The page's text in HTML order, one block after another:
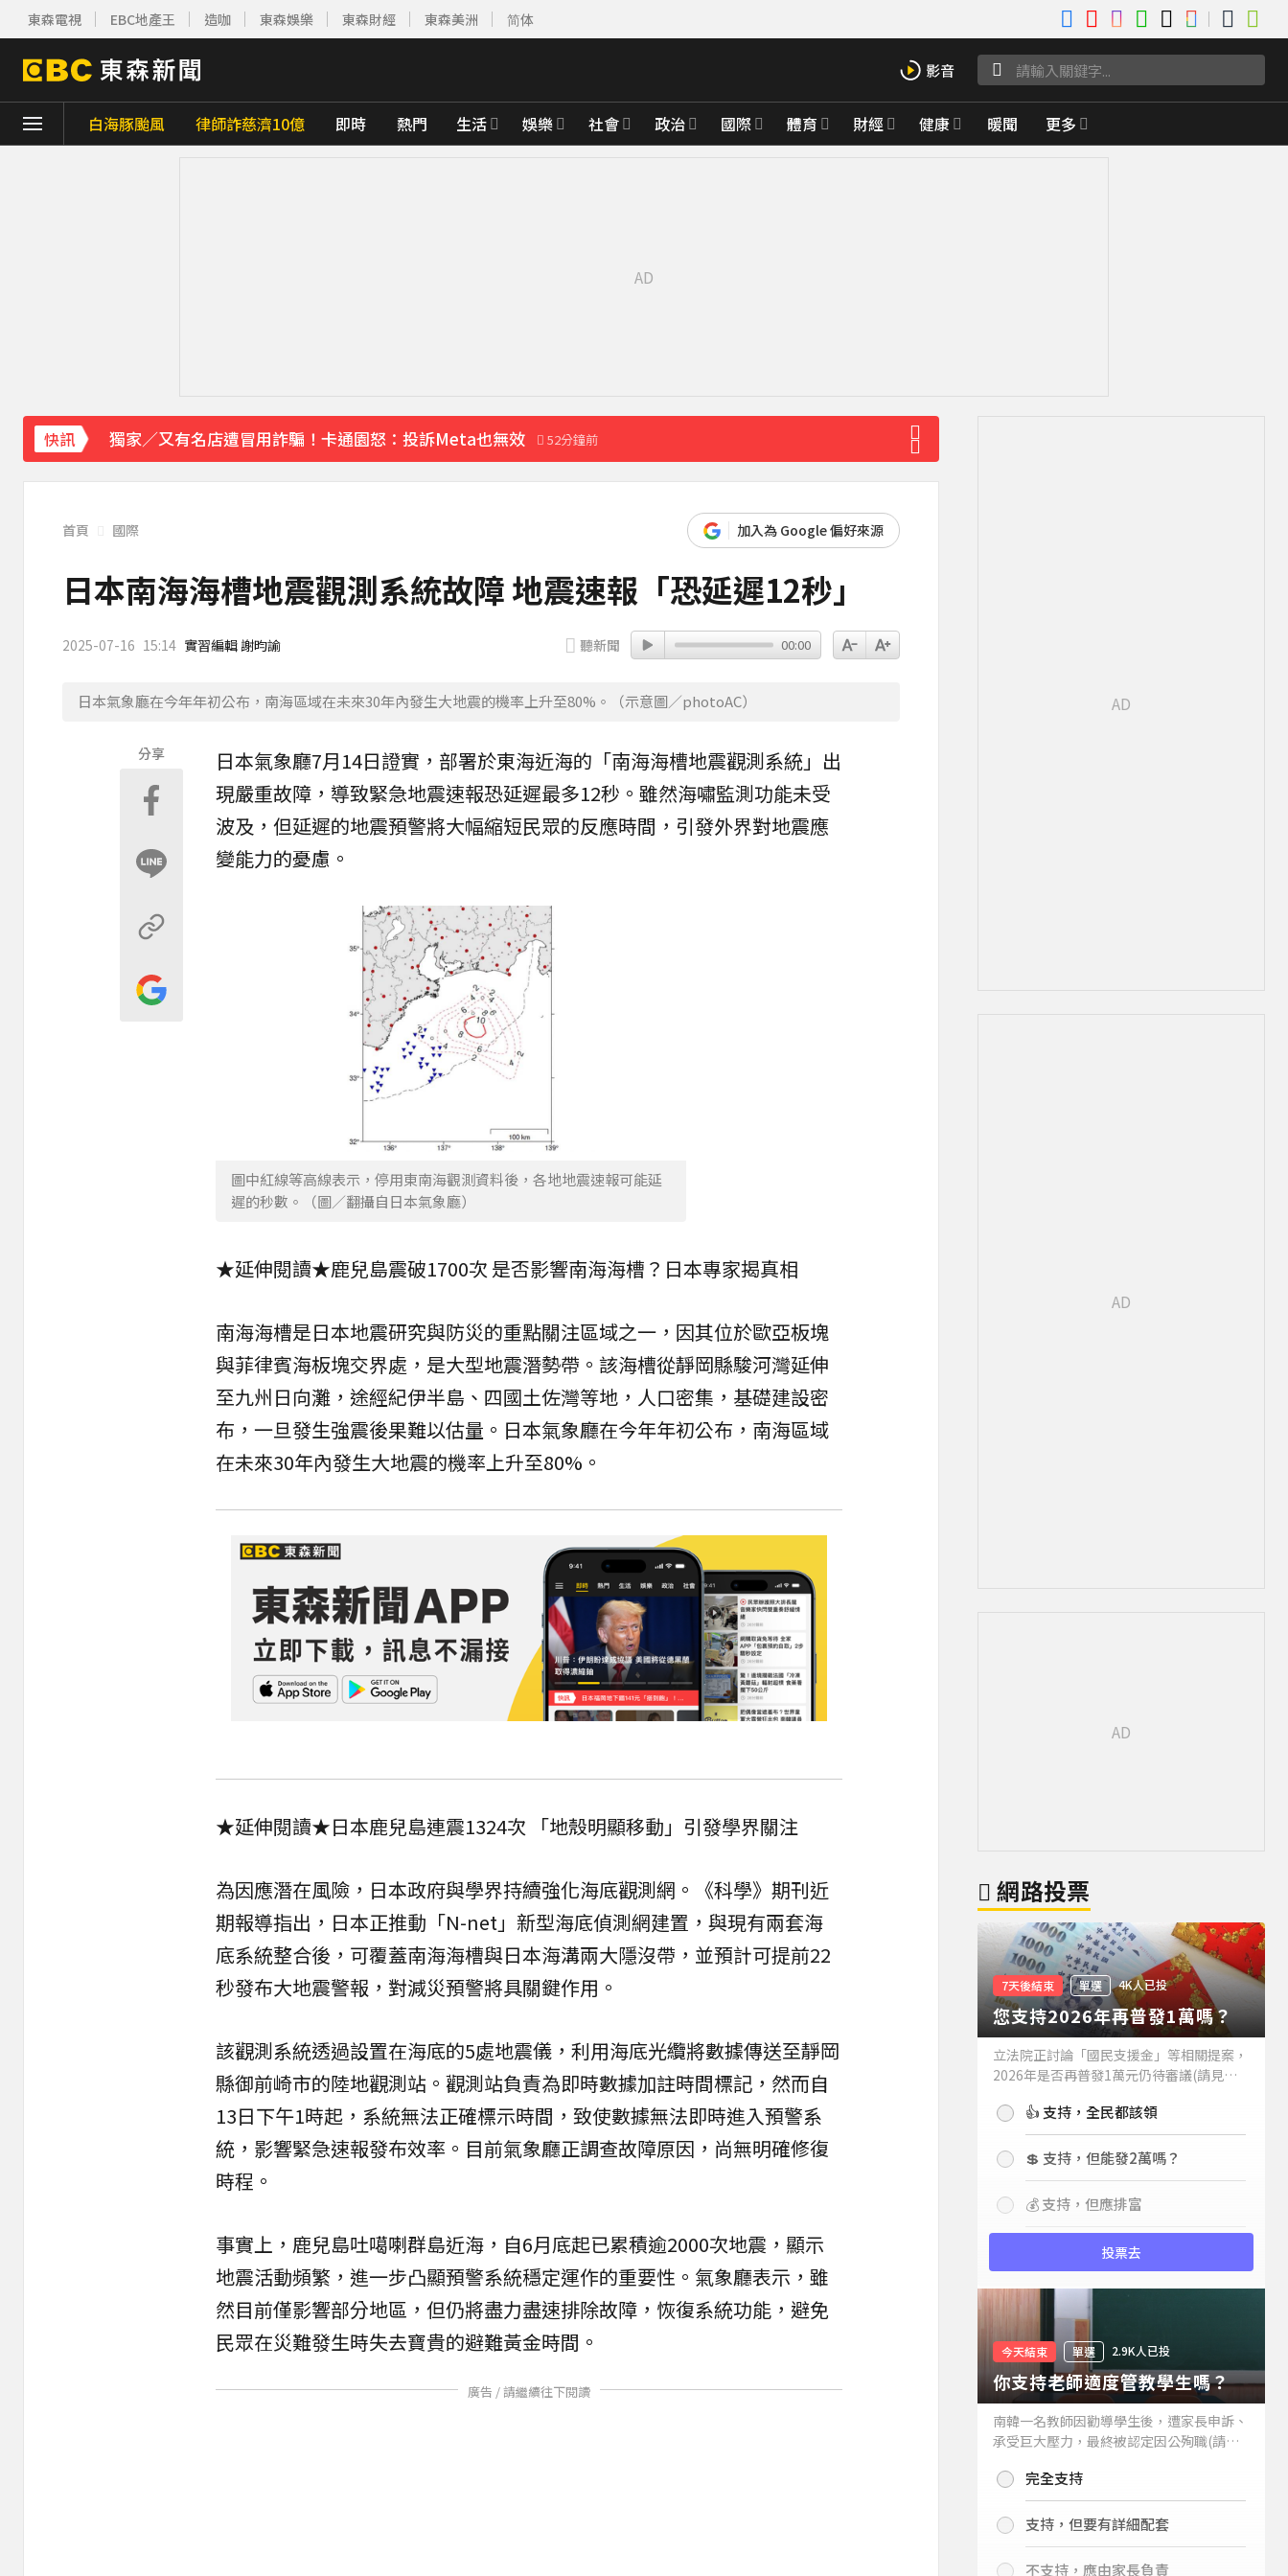
東森電視 EBC地產王 造咖 東森娛樂 東森財經 東森美洲 简体
白海豚颱風 律師詐慈濟10億 即時 熱門 生活 娛樂 社會 政治 國際 體育 財經 健康 暖聞 更多
快訊 獨家／又有名店遭冒用詐騙！卡通園怒：投訴Meta也無效 52分鐘前
《理財達人秀》X 安聯投信免費講座報名中！搶先卡位 2027
下載東森App，隨時掌握天下大小事！
白海豚雨帶影響 鄭明典示警：晚上不要出門
3分鐘前
首頁 國際 加入為 Google 偏好來源
日本南海海槽地震觀測系統故障 地震速報「恐延遲12秒」
2025-07-16 15:14 實習編輯 謝昀諭 聽新聞 00:00
日本氣象廳在今年年初公布，南海區域在未來30年內發生大地震的機率上升至80%。（示意圖／photoAC）
分享 日本氣象廳7月14日證實，部署於東海近海的「南海海槽地震觀測系統」出
現嚴重故障，導致緊急地震速報恐延遲最多12秒。雖然海嘯監測功能未受
波及，但延遲的地震預警將大幅縮短民眾的反應時間，引發外界對地震應
變能力的憂慮。
圖中紅線等高線表示，停用東南海觀測資料後，各地地震速報可能延
遲的秒數。（圖／翻攝自日本氣象廳）
★延伸閱讀★鹿兒島震破1700次 是否影響南海海槽？日本專家揭真相
南海海槽是日本地震研究與防災的重點關注區域之一，因其位於歐亞板塊
與菲律賓海板塊交界處，是大型地震潛勢帶。該海槽從靜岡縣駿河灣延伸
至九州日向灘，途經紀伊半島、四國土佐灣等地，人口密集，基礎建設密
布，一旦發生強震後果難以估量。日本氣象廳在今年年初公布，南海區域
在未來30年內發生大地震的機率上升至80%。
★延伸閱讀★日本鹿兒島連震1324次 「地殼明顯移動」引發學界關注
為因應潛在風險，日本政府與學界持續強化海底觀測網。《科學》期刊近
期報導指出，日本正推動「N-net」新型海底偵測網建置，與現有兩套海
底系統整合後，可覆蓋南海海槽與日本海溝兩大隱沒帶，並預計可提前22
秒發布大地震警報，對減災預警將具關鍵作用。
該觀測系統透過設置在海底的5處地震儀，利用海底光纜將數據傳送至靜岡
縣御前崎市的陸地觀測站。觀測站負責為即時數據加註時間標記，然而自
13日下午1時起，系統無法正確標示時間，致使數據無法即時進入預警系
統，影響緊急速報發布效率。目前氣象廳正調查故障原因，尚無明確修復
時程。
事實上，鹿兒島吐噶喇群島近海，自6月底起已累積逾2000次地震，顯示
地震活動頻繁，進一步凸顯預警系統穩定運作的重要性。氣象廳表示，雖
然目前僅影響部分地區，但仍將盡力盡速排除故障，恢復系統功能，避免
民眾在災難發生時失去寶貴的避難黃金時間。
廣告 / 請繼續往下閱讀
網路投票
7天後結束 單選 4K人已投
您支持2026年再普發1萬嗎？
立法院正討論「國民支援金」等相關提案，
2026年是否再普發1萬元仍待審議(請見下
持嗎？👍 支持，全民都該領
💲 支持，但能發2萬嗎？
💰 支持，但應排富
投票去
今天結束 單選 2.9K人已投
你支持老師適度管教學生嗎？
南韓一名教師因勸導學生後，遭家長申訴、
承受巨大壓力，最終被認定因公殉職(請見
你支持老師適度管教學生嗎？
完全支持
支持，但要有詳細配套
不支持，應由家長負責